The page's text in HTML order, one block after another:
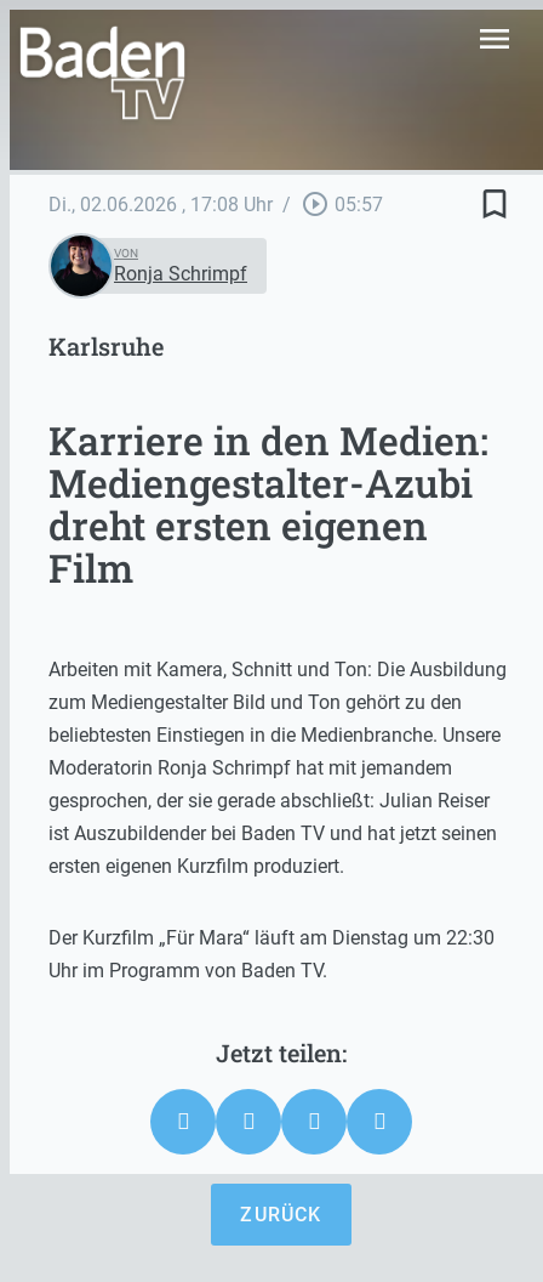
menu
Di., 02.06.2026 , 17:08 Uhr / play_circle_outline 05:57 bookmark_border
VON
Ronja Schrimpf
Karlsruhe
Karriere in den Medien:
Mediengestalter-Azubi
dreht ersten eigenen
Film
Arbeiten mit Kamera, Schnitt und Ton: Die Ausbildung
zum Mediengestalter Bild und Ton gehört zu den
beliebtesten Einstiegen in die Medienbranche. Unsere
Moderatorin Ronja Schrimpf hat mit jemandem
gesprochen, der sie gerade abschließt: Julian Reiser
ist Auszubildender bei Baden TV und hat jetzt seinen
ersten eigenen Kurzfilm produziert.
Der Kurzfilm „Für Mara“ läuft am Dienstag um 22:30
Uhr im Programm von Baden TV.
ZURÜCK